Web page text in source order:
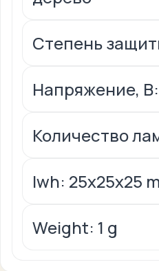
Степень
Напряжение,
Количество
lwh: 25x25x25
Weight: 1 g